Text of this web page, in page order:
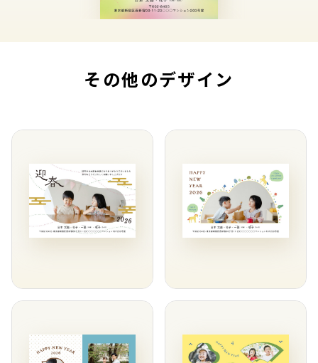
その他のデザイン